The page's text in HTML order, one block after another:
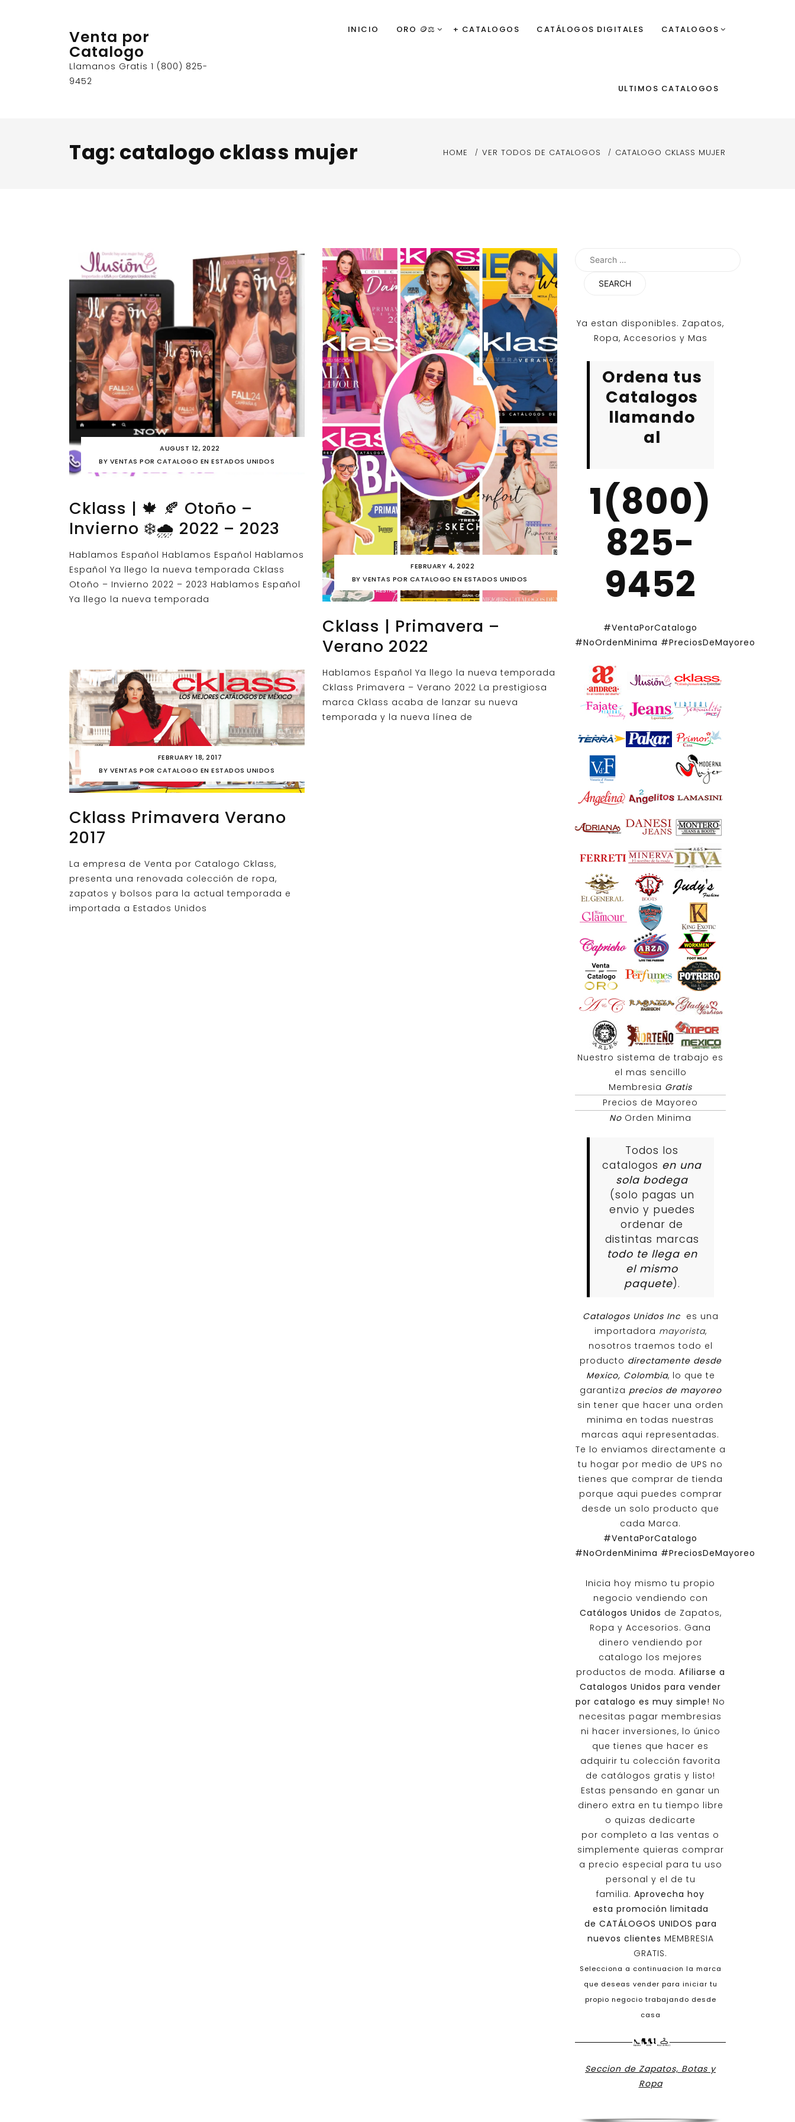
Venta por
Catalogo
Llamanos Gratis 1 (800) 825-
9452
INICIO ORO 🪙⚖️ + CATALOGOS CATÁLOGOS DIGITALES CATALOGOS
ULTIMOS CATALOGOS
Tag: catalogo cklass mujer HOME VER TODOS DE CATALOGOS CATALOGO CKLASS MUJER
AUGUST 12, 2022
BY VENTAS POR CATALOGO EN ESTADOS UNIDOS
Cklass | 🍁 🍂 Otoño –
Invierno ❄️🌧️ 2022 – 2023
Hablamos Español Hablamos Español Hablamos
Español Ya llego la nueva temporada Cklass
Otoño – Invierno 2022 – 2023 Hablamos Español
Ya llego la nueva temporada
FEBRUARY 4, 2022
BYVENTAS POR CATALOGO EN ESTADOS UNIDOS
Cklass | Primavera –
Verano 2022
Hablamos Español Ya llego la nueva temporada
Cklass Primavera – Verano 2022 La prestigiosa
marca Cklass acaba de lanzar su nueva
temporada y la nueva línea de
FEBRUARY 18, 2017
BY VENTAS POR CATALOGO EN ESTADOS UNIDOS
Cklass Primavera Verano
2017
La empresa de Venta por Catalogo Cklass,
presenta una renovada colección de ropa,
zapatos y bolsos para la actual temporada e
importada a Estados Unidos
Search
Ya estan disponibles. Zapatos,
Ropa, Accesorios y Mas
Ordena tus
Catalogos
llamando
al
1(800)
825-
9452
#VentaPorCatalogo
#NoOrdenMinima #PreciosDeMayoreo
Nuestro sistema de trabajo es
el mas sencillo
Membresia Gratis
Precios de Mayoreo
No Orden Minima
Todos los
catalogos en una
sola bodega
(solo pagas un
envio y puedes
ordenar de
distintas marcas
todo te llega en
el mismo
paquete).
Catalogos Unidos Inc es una
importadora mayorista,
nosotros traemos todo el
producto directamente desde
Mexico, Colombia, lo que te
garantiza precios de mayoreo
sin tener que hacer una orden
minima en todas nuestras
marcas aqui representadas.
Te lo enviamos directamente a
tu hogar por medio de UPS no
tienes que comprar de tienda
porque aqui puedes comprar
desde un solo producto que
cada Marca.
#VentaPorCatalogo
#NoOrdenMinima #PreciosDeMayoreo
Inicia hoy mismo tu propio
negocio vendiendo con
Catálogos Unidos de Zapatos,
Ropa y Accesorios. Gana
dinero vendiendo por
catalogo los mejores
productos de moda. Afiliarse a
Catalogos Unidos para vender
por catalogo es muy simple! No
necesitas pagar membresias
ni hacer inversiones, lo único
que tienes que hacer es
adquirir tu colección favorita
de catálogos gratis y listo!
Estas pensando en ganar un
dinero extra en tu tiempo libre
o quizas dedicarte
por completo a las ventas o
simplemente quieras comprar
a precio especial para tu uso
personal y el de tu
familia. Aprovecha hoy
esta promoción limitada
de CATÁLOGOS UNIDOS para
nuevos clientes MEMBRESIA
GRATIS.
Selecciona a continuacion la marca
que deseas vender para iniciar tu
propio negocio trabajando desde
casa
Seccion de Zapatos, Botas y
Ropa